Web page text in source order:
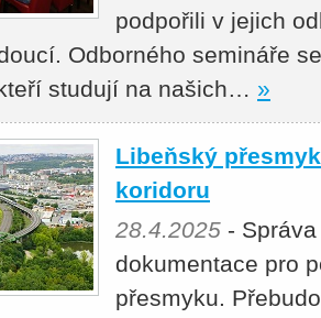
podpořili v jejich
Odborného semináře
studují na našich… »
Libeňský
koridoru
28.4.2025 -
dokumentace pro
přesmyku.